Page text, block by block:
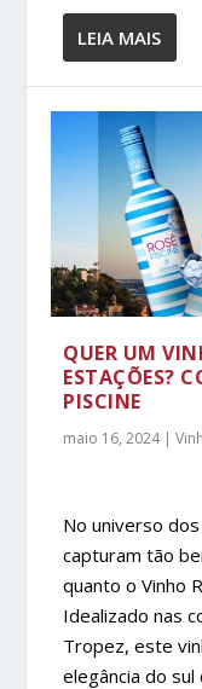
LEIA MAIS
QUER UM
ESTAÇÕES?
PISCINE
maio 16, 2024|
No universo
capturam tão
quanto o Vinho
Idealizado nas
Tropez, este
elegância do